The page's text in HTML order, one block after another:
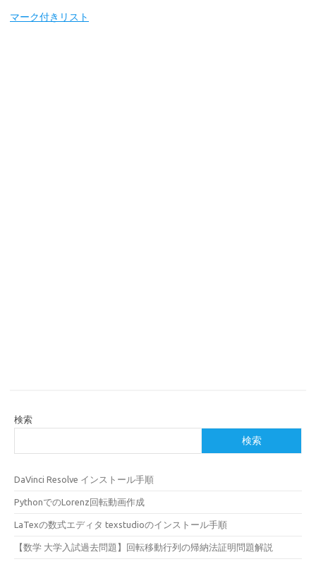
マーク付きリスト
検索
検索
DaVinci Resolve インストール手順
PythonでのLorenz回転動画作成
LaTexの数式エディタ texstudioのインストール手順
【数学 大学入試過去問題】回転移動行列の帰納法証明問題解説